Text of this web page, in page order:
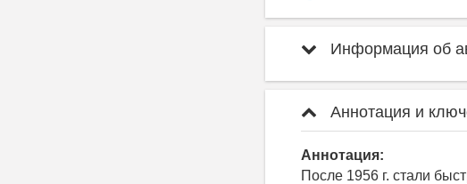
Информация об
Аннотация и
Аннотация:
После 1956 г. стали